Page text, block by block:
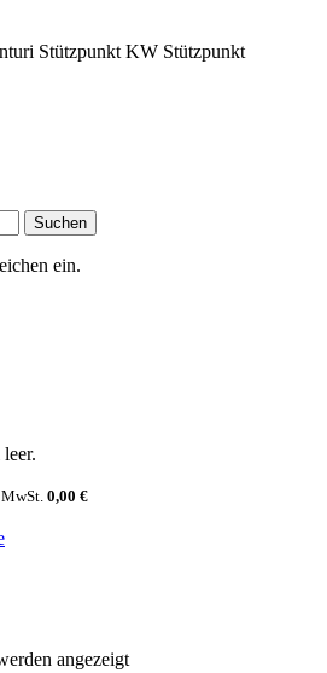
Stützpunkt KW Stützpunkt
Suchen
ein.
0,00 €
angezeigtNach